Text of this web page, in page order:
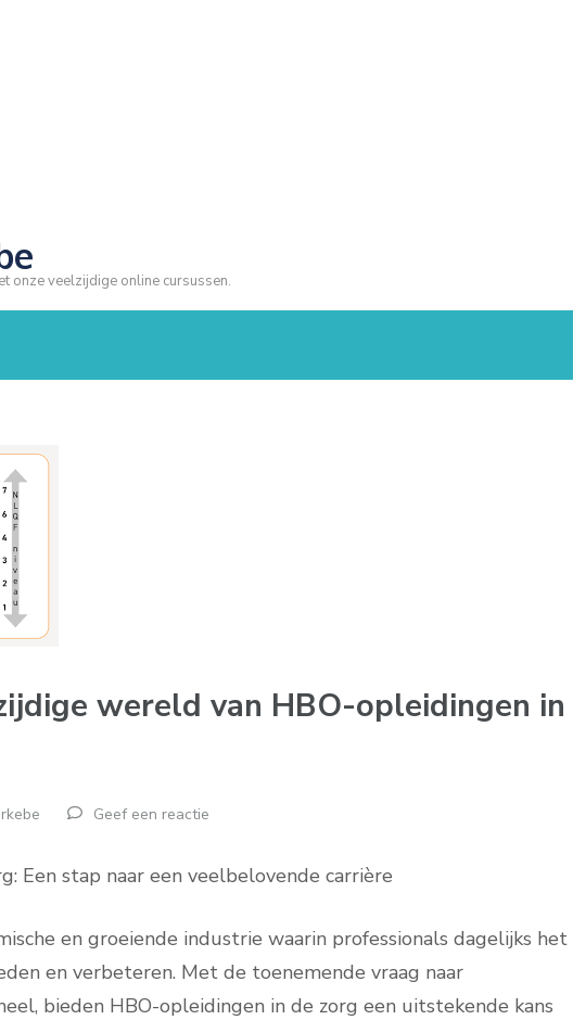
onze veelzijdige online cursussen.
wereld van HBO-opleidingen in
Geef een reactie
Een stap naar een veelbelovende carrière
en groeiende industrie waarin professionals dagelijks het
en verbeteren. Met de toenemende vraag naar
bieden HBO-opleidingen in de zorg een uitstekende kans